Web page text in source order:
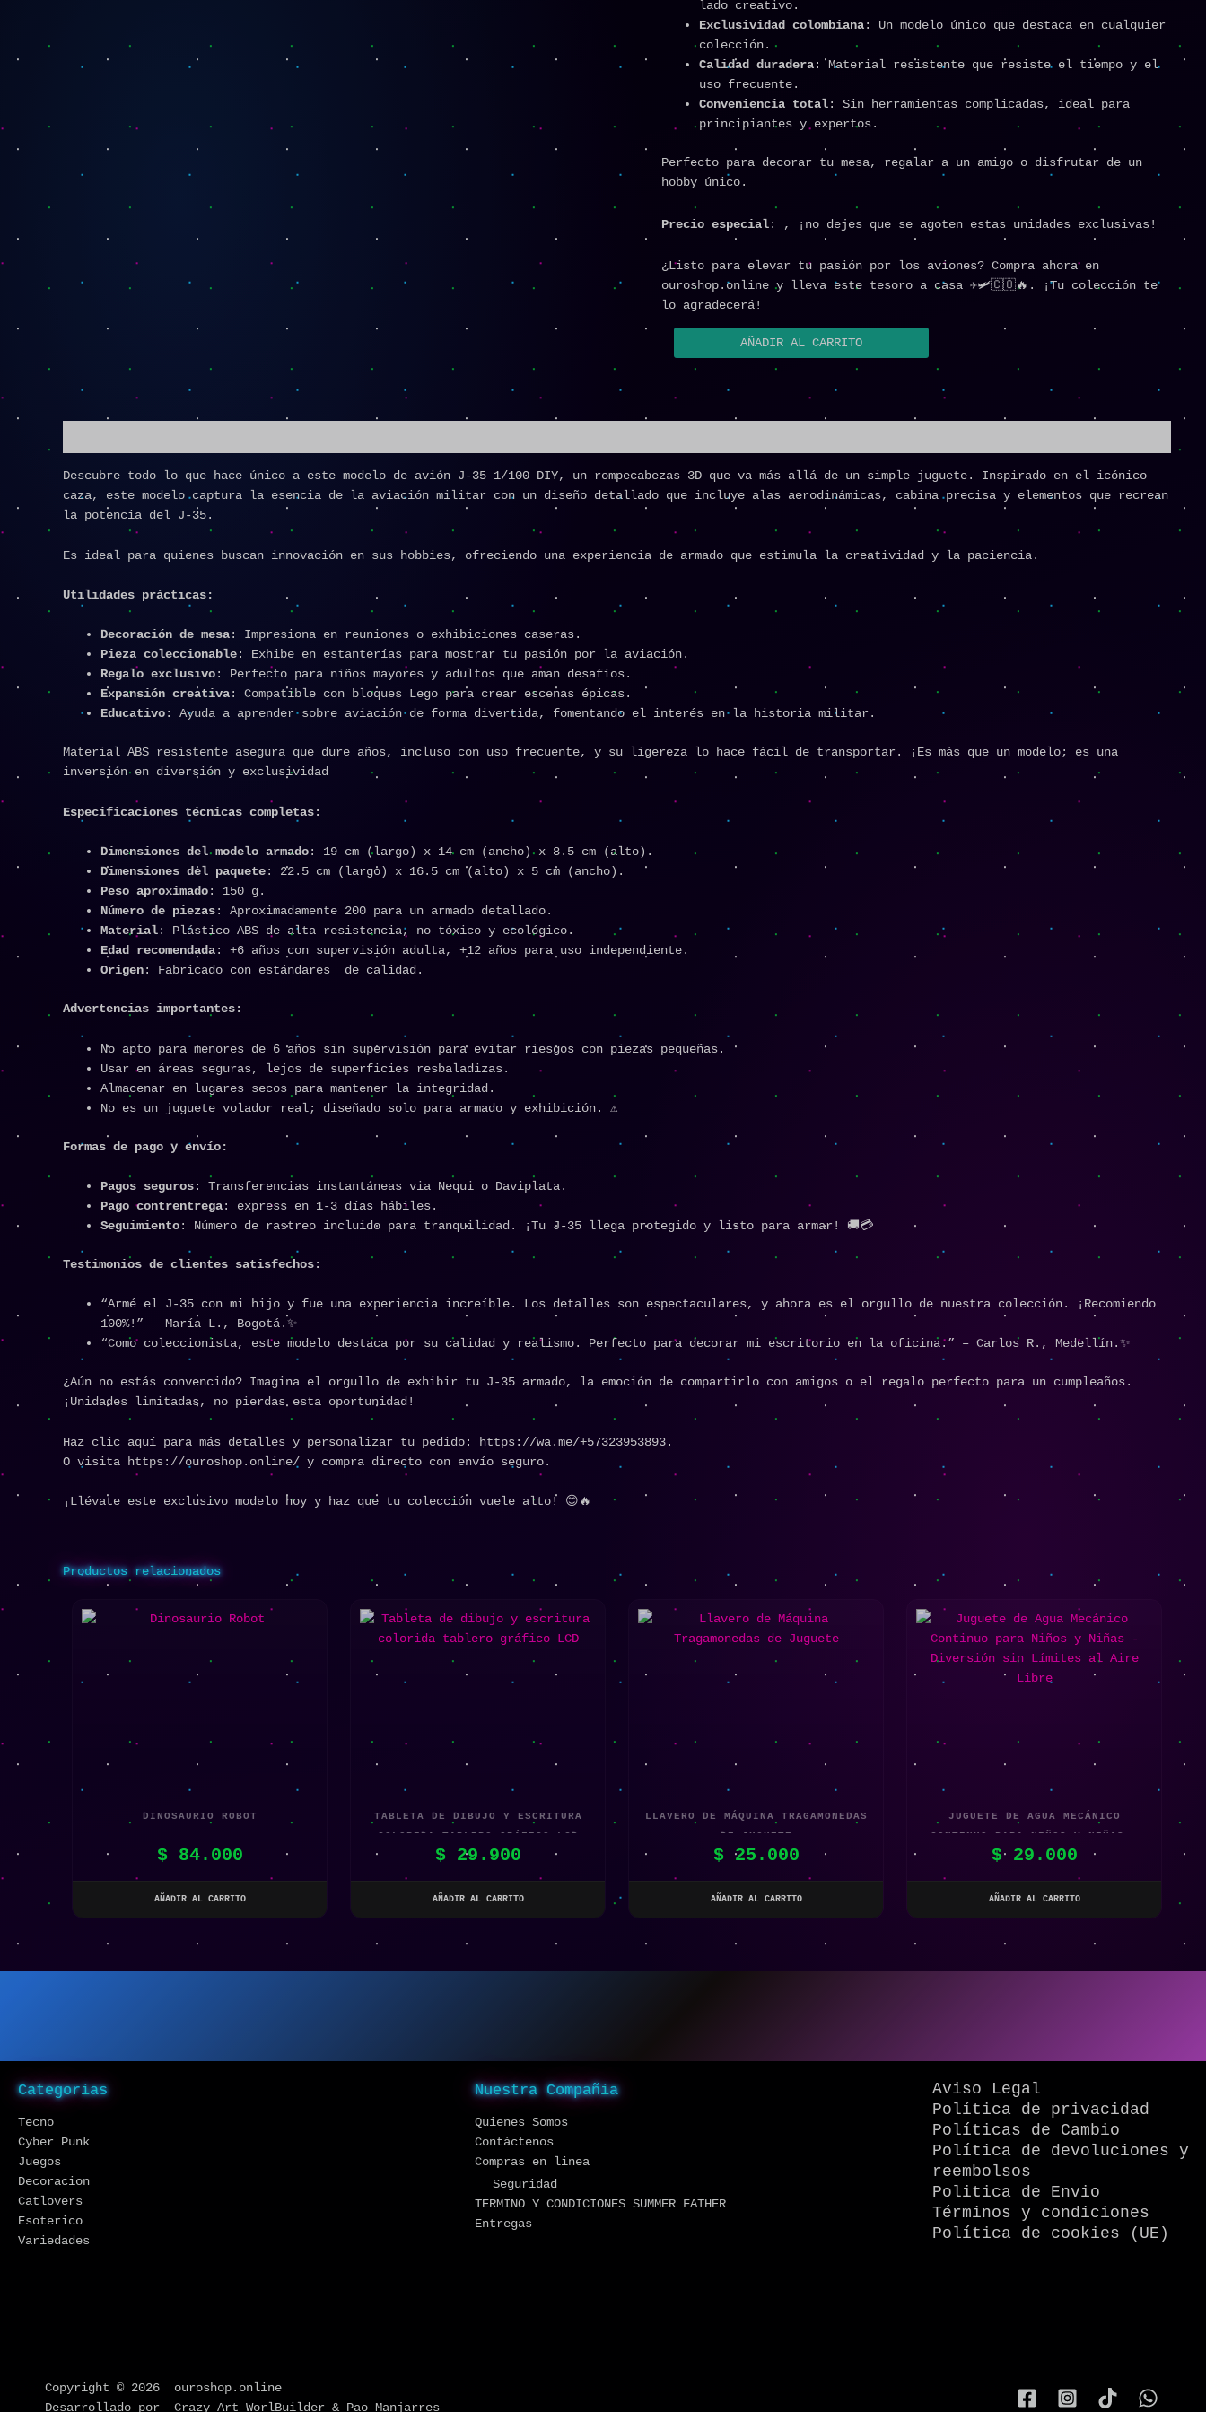
lado creativo.
Exclusividad colombiana: Un modelo único que destaca en cualquier
colección.
Calidad duradera: Material resistente que resiste el tiempo y el
uso frecuente.
Conveniencia total: Sin herramientas complicadas, ideal para
principiantes y expertos.
Perfecto para decorar tu mesa, regalar a un amigo o disfrutar de un
hobby único.
Precio especial: , ¡no dejes que se agoten estas unidades exclusivas!
¿Listo para elevar tu pasión por los aviones? Compra ahora en
ouroshop.online y lleva este tesoro a casa ✈️🛩️🇨🇴🔥. ¡Tu colección te
lo agradecerá!
AÑADIR AL CARRITO
Descubre todo lo que hace único a este modelo de avión J-35 1/100 DIY, un rompecabezas 3D que va más allá de un simple juguete. Inspirado en el icónico
caza, este modelo captura la esencia de la aviación militar con un diseño detallado que incluye alas aerodinámicas, cabina precisa y elementos que recrean
la potencia del J-35.
Es ideal para quienes buscan innovación en sus hobbies, ofreciendo una experiencia de armado que estimula la creatividad y la paciencia.
Utilidades prácticas:
Decoración de mesa: Impresiona en reuniones o exhibiciones caseras.
Pieza coleccionable: Exhibe en estanterías para mostrar tu pasión por la aviación.
Regalo exclusivo: Perfecto para niños mayores y adultos que aman desafíos.
Expansión creativa: Compatible con bloques Lego para crear escenas épicas.
Educativo: Ayuda a aprender sobre aviación de forma divertida, fomentando el interés en la historia militar.
Material ABS resistente asegura que dure años, incluso con uso frecuente, y su ligereza lo hace fácil de transportar. ¡Es más que un modelo; es una
inversión en diversión y exclusividad
Especificaciones técnicas completas:
Dimensiones del modelo armado: 19 cm (largo) x 14 cm (ancho) x 8.5 cm (alto).
Dimensiones del paquete: 22.5 cm (largo) x 16.5 cm (alto) x 5 cm (ancho).
Peso aproximado: 150 g.
Número de piezas: Aproximadamente 200 para un armado detallado.
Material: Plástico ABS de alta resistencia, no tóxico y ecológico.
Edad recomendada: +6 años con supervisión adulta, +12 años para uso independiente.
Origen: Fabricado con estándares de calidad.
Advertencias importantes:
No apto para menores de 6 años sin supervisión para evitar riesgos con piezas pequeñas.
Usar en áreas seguras, lejos de superficies resbaladizas.
Almacenar en lugares secos para mantener la integridad.
No es un juguete volador real; diseñado solo para armado y exhibición. ⚠️
Formas de pago y envío:
Pagos seguros: Transferencias instantáneas via Nequi o Daviplata.
Pago contrentrega: express en 1-3 días hábiles.
Seguimiento: Número de rastreo incluido para tranquilidad. ¡Tu J-35 llega protegido y listo para armar! 🚚💳
Testimonios de clientes satisfechos:
“Armé el J-35 con mi hijo y fue una experiencia increíble. Los detalles son espectaculares, y ahora es el orgullo de nuestra colección. ¡Recomiendo
100%!” – María L., Bogotá.✨
“Como coleccionista, este modelo destaca por su calidad y realismo. Perfecto para decorar mi escritorio en la oficina.” – Carlos R., Medellín.✨
¿Aún no estás convencido? Imagina el orgullo de exhibir tu J-35 armado, la emoción de compartirlo con amigos o el regalo perfecto para un cumpleaños.
¡Unidades limitadas, no pierdas esta oportunidad!
Haz clic aquí para más detalles y personalizar tu pedido: https://wa.me/+57323953893.
O visita https://ouroshop.online/ y compra directo con envío seguro.
¡Llévate este exclusivo modelo hoy y haz que tu colección vuele alto! 😊🔥
Productos relacionados
DINOSAURIO ROBOT
$84.000
AÑADIR AL CARRITO
TABLETA DE DIBUJO Y ESCRITURA
COLORIDA TABLERO GRÁFICO LCD
$29.900
AÑADIR AL CARRITO
LLAVERO DE MÁQUINA TRAGAMONEDAS
DE JUGUETE
$25.000
AÑADIR AL CARRITO
JUGUETE DE AGUA MECÁNICO
CONTINUO PARA NIÑOS Y NIÑAS –
DIVERSIÓN SIN LÍMITES AL AIRE
$29.000
AÑADIR AL CARRITO
Categorias
Tecno
Cyber Punk
Juegos
Decoracion
Catlovers
Esoterico
Variedades
Nuestra Compañia
Quienes Somos
Contáctenos
Compras en linea
Seguridad
TERMINO Y CONDICIONES SUMMER FATHER
Entregas
Aviso Legal
Política de privacidad
Políticas de Cambio
Política de devoluciones y
reembolsos
Politica de Envio
Términos y condiciones
Política de cookies (UE)
Copyright © 2026 ouroshop.online
Desarrollado por Crazy Art WorlBuilder & Pao Manjarres